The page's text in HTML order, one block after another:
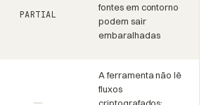
PARTIAL
fontes em contorno
podem sair
embaralhadas
A ferramenta não lê
fluxos
criptografados;